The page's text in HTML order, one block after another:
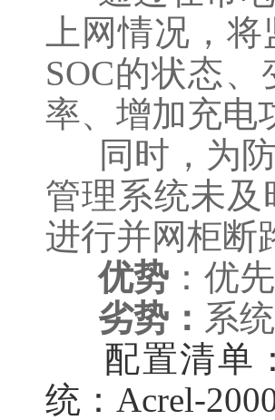
上网情况，
SOC的状态
率、增加充电
同时，为
管理系统未
进行并网柜断
优势 ：优
劣势： 系
配置清单：
统：Acrel-